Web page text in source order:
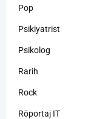
Pop
Psikiyatrist
Psikolog
Rarih
Rock
Röportaj IT